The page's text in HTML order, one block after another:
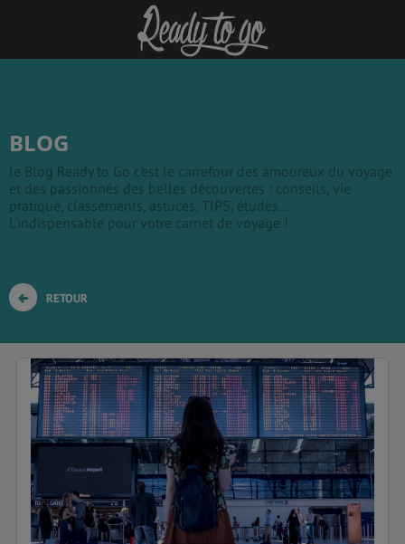
BLOG
le Blog Ready to Go c'est le carrefour des amoureux du voyage
et des passionnés des belles découvertes : conseils, vie
pratique, classements, astuces, TIPS, études...
L'indispensable pour votre carnet de voyage !
RETOUR